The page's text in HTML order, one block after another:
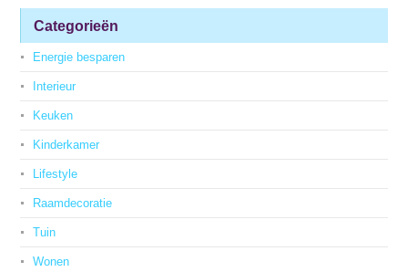
Categorieën
Energie besparen
Interieur
Keuken
Kinderkamer
Lifestyle
Raamdecoratie
Tuin
Wonen